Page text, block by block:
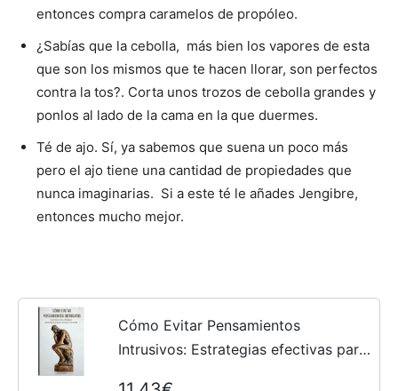
entonces compra caramelos de propóleo.
¿Sabías que la cebolla, más bien los vapores de esta
que son los mismos que te hacen llorar, son perfectos
contra la tos?. Corta unos trozos de cebolla grandes y
ponlos al lado de la cama en la que duermes.
Té de ajo. Sí, ya sabemos que suena un poco más
pero el ajo tiene una cantidad de propiedades que
nunca imaginarias. Si a este té le añades Jengibre,
entonces mucho mejor.
Cómo Evitar Pensamientos
Intrusivos: Estrategias efectivas para